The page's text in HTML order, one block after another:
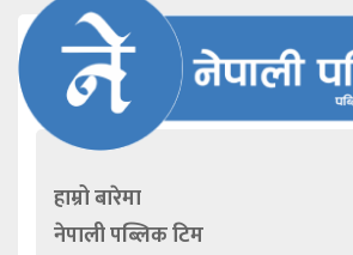
हाम्रो बारेमा
नेपाली पब्लिक टिम